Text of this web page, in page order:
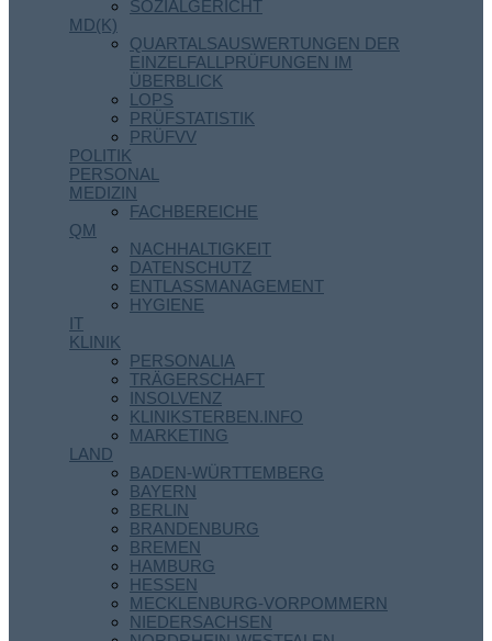
SOZIALGERICHT
MD(K)
QUARTALSAUSWERTUNGEN DER
EINZELFALLPRÜFUNGEN IM
ÜBERBLICK
LOPS
PRÜFSTATISTIK
PRÜFVV
POLITIK
PERSONAL
MEDIZIN
FACHBEREICHE
QM
NACHHALTIGKEIT
DATENSCHUTZ
ENTLASSMANAGEMENT
HYGIENE
IT
KLINIK
PERSONALIA
TRÄGERSCHAFT
INSOLVENZ
KLINIKSTERBEN.INFO
MARKETING
LAND
BADEN-WÜRTTEMBERG
BAYERN
BERLIN
BRANDENBURG
BREMEN
HAMBURG
HESSEN
MECKLENBURG-VORPOMMERN
NIEDERSACHSEN